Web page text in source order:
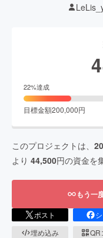
22%達成
目標金額200,000円
このプロジェクトは、
より 44,500円の資金を
もう一
ポスト
埋め込み
QR